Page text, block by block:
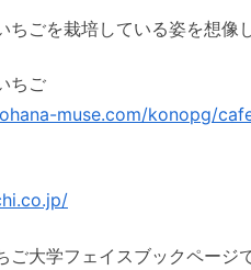
ちごを栽培している姿を想
ちご
muse.com/konopg/
ご大学フェイスブックページ